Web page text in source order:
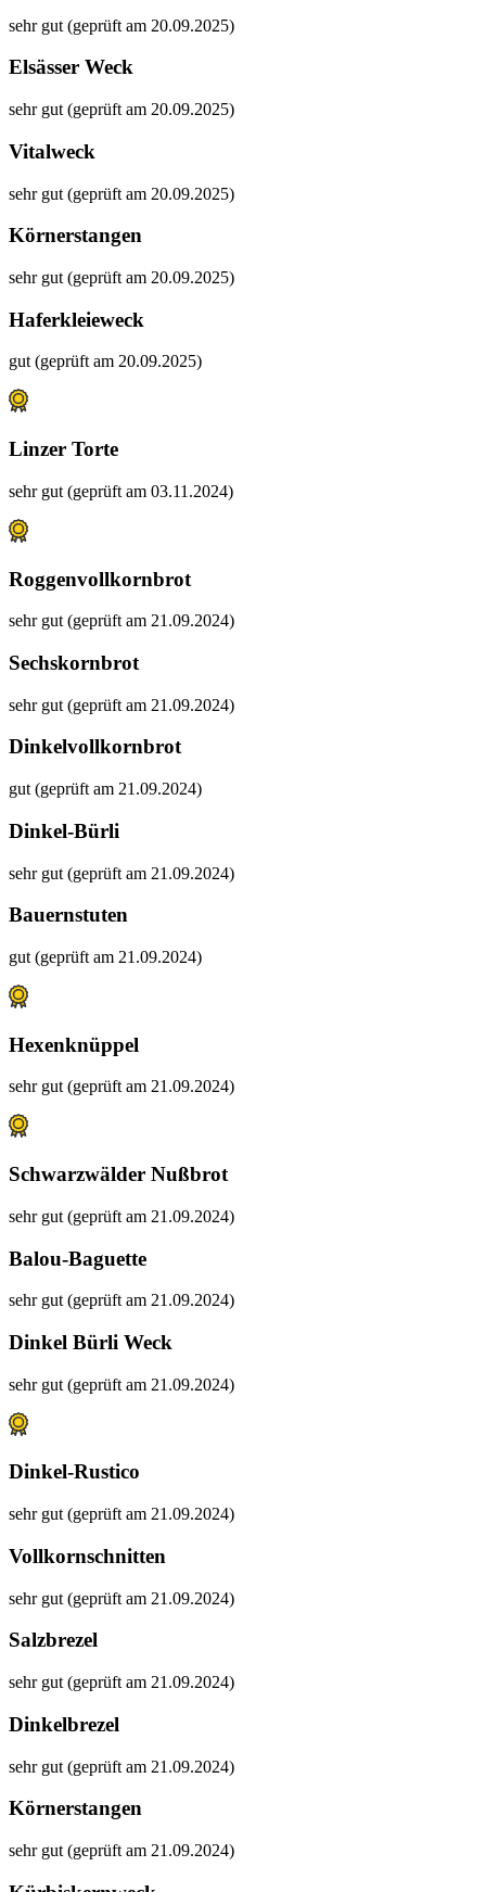
sehr gut (geprüft am 20.09.2025)
Elsässer Weck
sehr gut (geprüft am 20.09.2025)
Vitalweck
sehr gut (geprüft am 20.09.2025)
Körnerstangen
sehr gut (geprüft am 20.09.2025)
Haferkleieweck
gut (geprüft am 20.09.2025)
Linzer Torte
sehr gut (geprüft am 03.11.2024)
Roggenvollkornbrot
sehr gut (geprüft am 21.09.2024)
Sechskornbrot
sehr gut (geprüft am 21.09.2024)
Dinkelvollkornbrot
gut (geprüft am 21.09.2024)
Dinkel-Bürli
sehr gut (geprüft am 21.09.2024)
Bauernstuten
gut (geprüft am 21.09.2024)
Hexenknüppel
sehr gut (geprüft am 21.09.2024)
Schwarzwälder Nußbrot
sehr gut (geprüft am 21.09.2024)
Balou-Baguette
sehr gut (geprüft am 21.09.2024)
Dinkel Bürli Weck
sehr gut (geprüft am 21.09.2024)
Dinkel-Rustico
sehr gut (geprüft am 21.09.2024)
Vollkornschnitten
sehr gut (geprüft am 21.09.2024)
Salzbrezel
sehr gut (geprüft am 21.09.2024)
Dinkelbrezel
sehr gut (geprüft am 21.09.2024)
Körnerstangen
sehr gut (geprüft am 21.09.2024)